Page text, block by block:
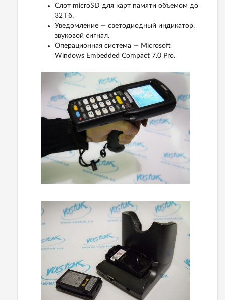
Слот microSD для карт памяти объемом до
32 Гб.
Уведомление — светодиодный индикатор,
звуковой сигнал.
Операционная система — Microsoft
Windows Embedded Compact 7.0 Pro.